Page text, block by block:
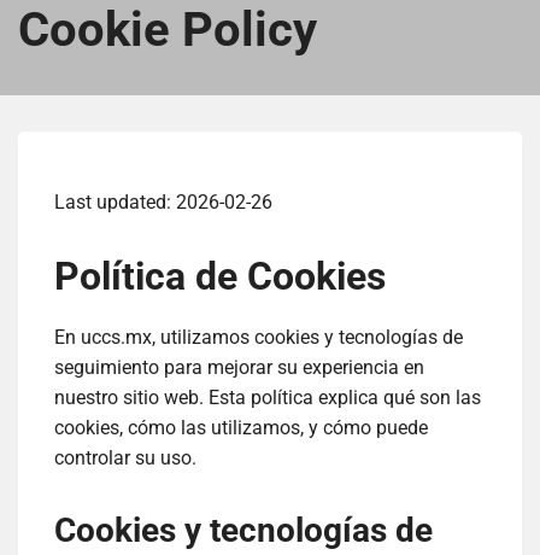
Cookie Policy
Last updated: 2026-02-26
Política de Cookies
En uccs.mx, utilizamos cookies y tecnologías de
seguimiento para mejorar su experiencia en
nuestro sitio web. Esta política explica qué son las
cookies, cómo las utilizamos, y cómo puede
controlar su uso.
Cookies y tecnologías de